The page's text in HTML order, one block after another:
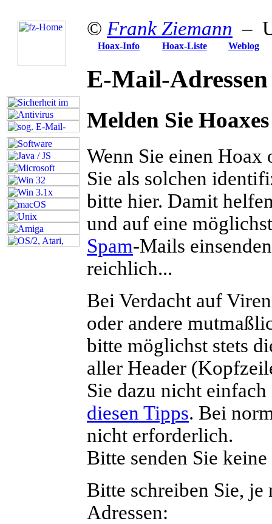
© Frank Ziemann –
Hoax-Info Hoax-Liste Weblog
E-Mail-Adressen
Melden Sie
Wenn Sie einen Hoax
Sie als solchen
bitte hier. Damit
und auf eine
Spam-Mails
reichlich...
Bei Verdacht auf
oder andere
bitte möglichst stets
aller Header
Sie dazu nicht
diesen Tipps. Bei
nicht erforderlich.
Bitte senden Sie keine
Bitte schreiben Sie,
Adressen: